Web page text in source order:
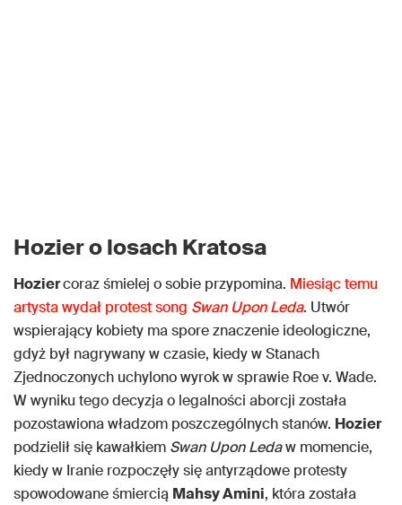
Hozier o losach Kratosa
Hoziercoraz śmielej o sobie przypomina. Miesiąc temu
artysta wydał protest song Swan Upon Leda. Utwór
wspierający kobiety ma spore znaczenie ideologiczne,
gdyż był nagrywany w czasie, kiedy w Stanach
Zjednoczonych uchylono wyrok w sprawie Roe v. Wade.
W wyniku tego decyzja o legalności aborcji została
pozostawiona władzom poszczególnych stanów. Hozier
podzielił się kawałkiem Swan Upon Ledaw momencie,
kiedy w Iranie rozpoczęły się antyrządowe protesty
spowodowane śmiercią Mahsy Amini, która została